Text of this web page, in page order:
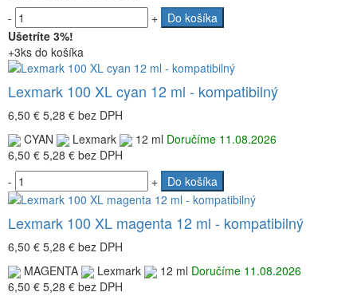
-
+
Do košíka
Ušetríte 3%!
+3ks do košíka
Lexmark 100 XL cyan 12 ml - kompatibilný
6,50 € 5,28 € bez DPH
CYAN
Lexmark 12 ml Doručíme 11.08.2026
6,50 € 5,28 € bez DPH
-
+ Do košíka
Lexmark 100 XL magenta 12 ml - kompatibilný
6,50 € 5,28 € bez DPH
MAGENTA
Lexmark 12 ml Doručíme 11.08.2026
6,50 € 5,28 € bez DPH